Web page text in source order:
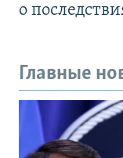
о
Главные